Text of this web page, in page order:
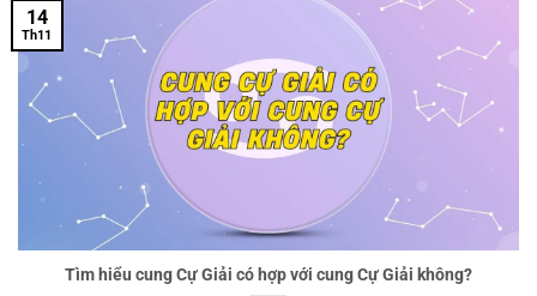
Tìm hiểu cung Cự Giải có hợp với cung Cự Giải không?
14
Th11